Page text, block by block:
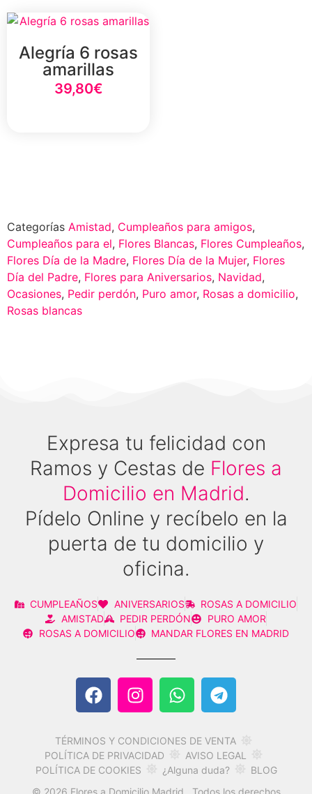
Alegría 6 rosas
amarillas
39,80€
Categorías Amistad, Cumpleaños para amigos,
Cumpleaños para el, Flores Blancas, Flores Cumpleaños,
Flores Día de la Madre, Flores Día de la Mujer, Flores
Día del Padre, Flores para Aniversarios, Navidad,
Ocasiones, Pedir perdón, Puro amor, Rosas a domicilio,
Rosas blancas
Expresa tu felicidad con
Ramos y Cestas de Flores a
Domicilio en Madrid.
Pídelo Online y recíbelo en la
puerta de tu domicilio y
oficina.
CUMPLEAÑOS ANIVERSARIOS
ROSAS A DOMICILIO
AMISTAD
PEDIR PERDÓN
PURO AMOR
ROSAS A DOMICILIO
MANDAR FLORES EN MADRID
TÉRMINOS Y CONDICIONES DE VENTA
POLÍTICA DE PRIVACIDAD
AVISO LEGAL
POLÍTICA DE COOKIES
¿Alguna duda?
BLOG
© 2026 Flores a Domicilio Madrid. Todos los derechos